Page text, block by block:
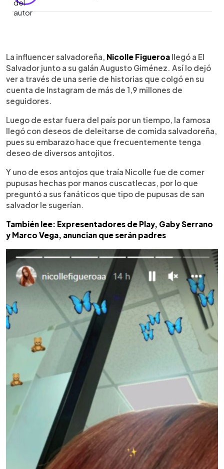
Escuchar artículo
La influencer salvadoreña, Nicolle Figueroa llegó a El
Salvador junto a su galán Augusto Giménez. Así lo dejó
ver a través de una serie de historias que colgó en su
cuenta de Instagram de más de 1,9 millones de
seguidores.
Luego de estar fuera del país por un tiempo, la famosa
llegó con deseos de deleitarse de comida salvadoreña,
pues su embarazo hace que frecuentemente tenga
deseo de diversos antojitos.
Y uno de esos antojos que traía Nicolle fue de comer
pupusas hechas por manos cuscatlecas, por lo que
preguntó a sus fanáticos que tipo de pupusas de san
salvador le sugerían.
También lee: Expresentadores de Play, Gaby Serrano
y Marco Vega, anuncian que serán padres